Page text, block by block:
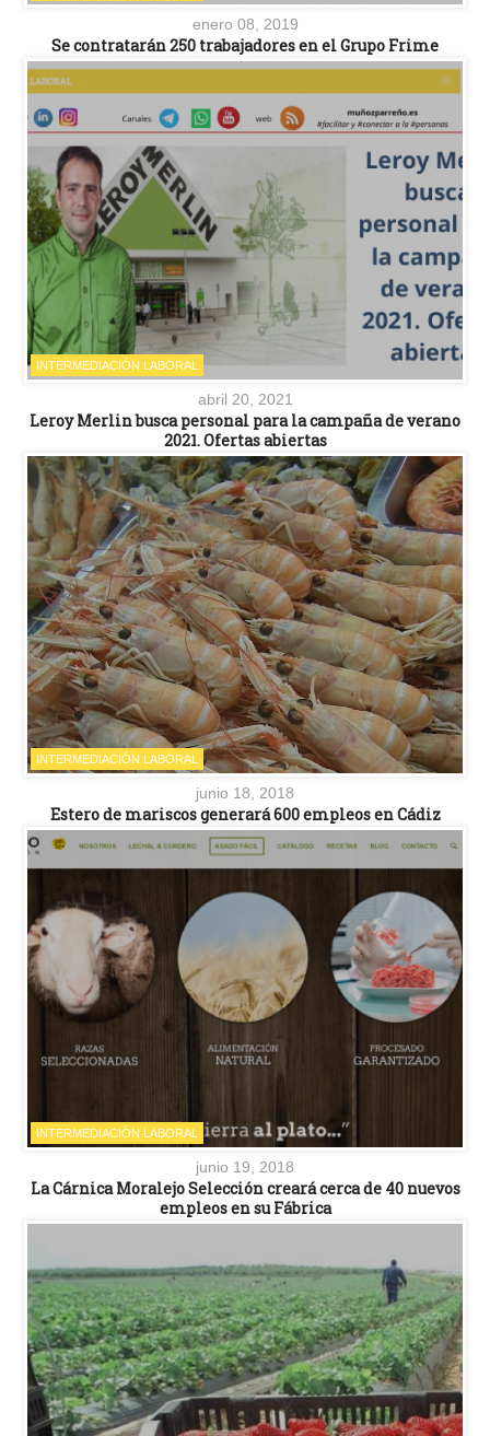
enero 08, 2019
Se contratarán 250 trabajadores en el Grupo Frime
INTERMEDIACIÓN LABORAL
abril 20, 2021
Leroy Merlin busca personal para la campaña de verano
2021. Ofertas abiertas
INTERMEDIACIÓN LABORAL
junio 18, 2018
Estero de mariscos generará 600 empleos en Cádiz
INTERMEDIACIÓN LABORAL
junio 19, 2018
La Cárnica Moralejo Selección creará cerca de 40 nuevos
empleos en su Fábrica